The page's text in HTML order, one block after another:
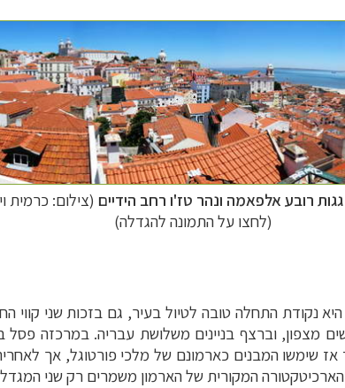
רובע אלפאמה ונהר טז'ו רחב הידיים (צילום: כרמית
(לחצו על התמונה להגדלה)
מצפון, וברצף בניינים משלושת עבריה. במרכזה פסל
שימשו המבנים כארמונם של מלכי פורטוגל, אך
המקורית של הארמון משמרים רק שני